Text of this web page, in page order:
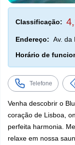
Classificação:
Endereço: Av. da
Horário de
Telefone
Venha descobrir o
coração de Lisboa,
perfeita harmonia.
relaxe em nossa